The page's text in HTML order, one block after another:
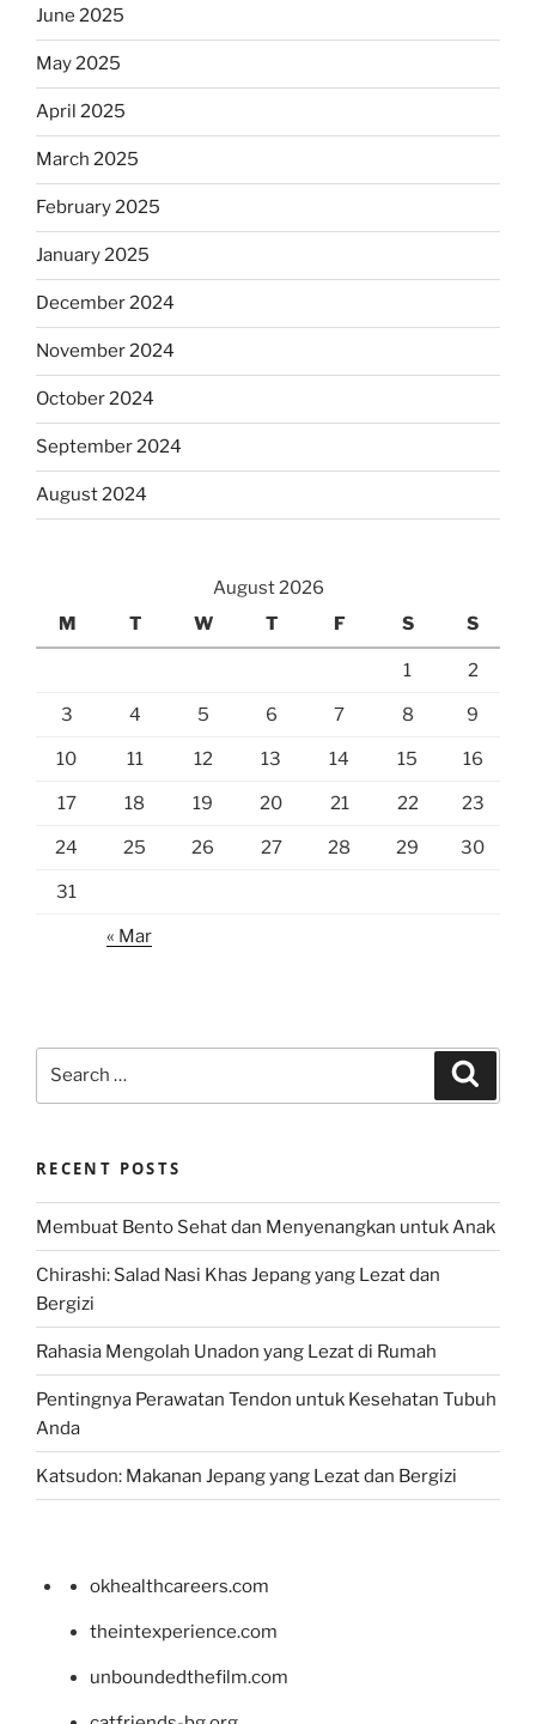
June 2025
May 2025
April 2025
March 2025
February 2025
January 2025
December 2024
November 2024
October 2024
September 2024
August 2024
August 2026
M
T W T F S S
1 2
3 4 5 6 7 8 9
10 11 12 13 14 15 16
17 18 19 20 21 22 23
24 25 26 27 28 29 30
31
« Mar
RECENT POSTS
Membuat Bento Sehat dan Menyenangkan untuk Anak
Chirashi: Salad Nasi Khas Jepang yang Lezat dan
Bergizi
Rahasia Mengolah Unadon yang Lezat di Rumah
Pentingnya Perawatan Tendon untuk Kesehatan Tubuh
Anda
Katsudon: Makanan Jepang yang Lezat dan Bergizi
okhealthcareers.com
theintexperience.com
unboundedthefilm.com